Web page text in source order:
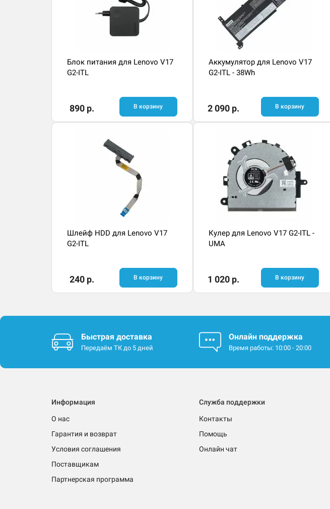
Блок питания для Lenovo V17
G2-ITL
890 р. В корзину
Аккумулятор для Lenovo V17
G2-ITL - 38Wh
2 090 р. В корзину
Шлейф HDD для Lenovo V17
G2-ITL
240 р. В корзину
Кулер для Lenovo V17 G2-ITL -
UMA
1 020 р. В корзину
Быстрая доставка
Передаём ТК до 5 дней
Онлайн поддержка
Время работы: 10:00 - 20:00
Информация
О нас
Гарантия и возврат
Условия соглашения
Поставщикам
Партнерская программа
Служба поддержки
Контакты
Помощь
Онлайн чат